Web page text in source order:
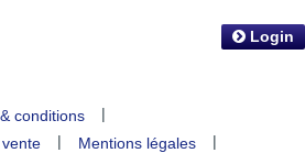
Login
conditions
|
| Mentions légales
|